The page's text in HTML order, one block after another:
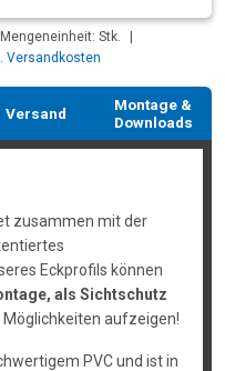
Mengeneinheit: Stk.
Versandkosten
Versand
Montage &
Downloads
zusammen mit der
Eckprofils können
als Sichtschutz
Möglichkeiten aufzeigen!
PVC und ist in